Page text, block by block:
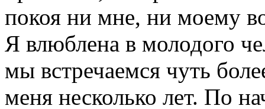
покоя ни мне, ни моему
Я влюблена в молодого
мы встречаемся чуть
меня несколько лет. По